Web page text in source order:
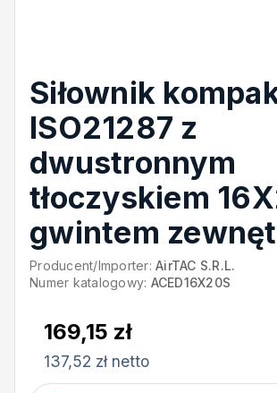
Siłownik
ISO21287 z
dwustronnym
tłoczyskiem
gwintem
Producent/Importer: AirTAC S.R.L.
Numer katalogowy: ACED16X20S
169,15 zł
137,52 zł netto